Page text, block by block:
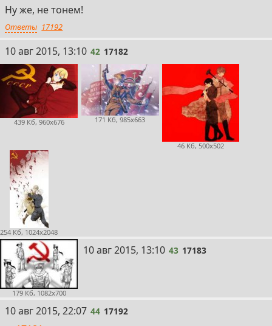
Ну же, не тонем!
Ответы 17192
42
10 авг 2015, 13:10 42 17182
439 Кб, 960x676 171 Кб, 985x663
46 Кб, 500x502
254 Кб, 1024x2048
179 Кб, 1082x700
43
10 авг 2015, 13:10 43 17183
44
10 авг 2015, 22:07 44 17192